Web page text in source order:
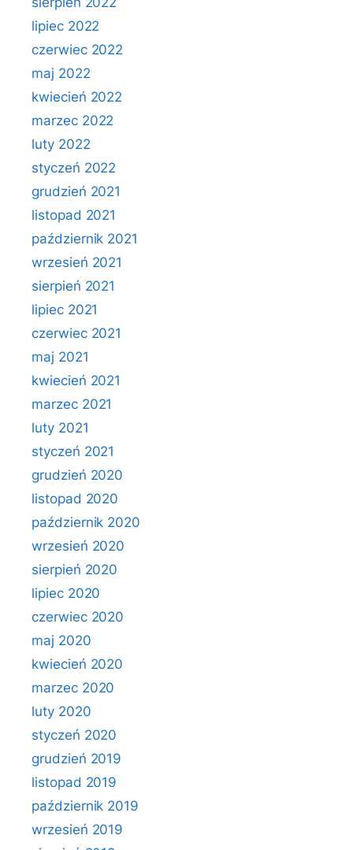
lipiec 2022
czerwiec 2022
maj 2022
kwiecień 2022
marzec 2022
luty 2022
styczeń 2022
grudzień 2021
listopad 2021
październik 2021
wrzesień 2021
sierpień 2021
lipiec 2021
czerwiec 2021
maj 2021
kwiecień 2021
marzec 2021
luty 2021
styczeń 2021
grudzień 2020
listopad 2020
październik 2020
wrzesień 2020
sierpień 2020
lipiec 2020
czerwiec 2020
maj 2020
kwiecień 2020
marzec 2020
luty 2020
styczeń 2020
grudzień 2019
listopad 2019
październik 2019
wrzesień 2019